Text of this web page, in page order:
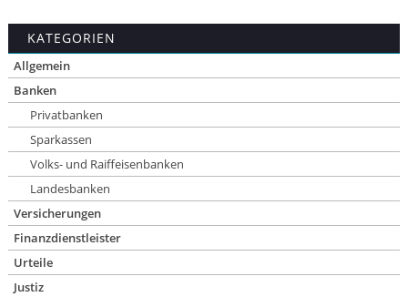
KATEGORIEN
Allgemein
Banken
Privatbanken
Sparkassen
Volks- und Raiffeisenbanken
Landesbanken
Versicherungen
Finanzdienstleister
Urteile
Justiz